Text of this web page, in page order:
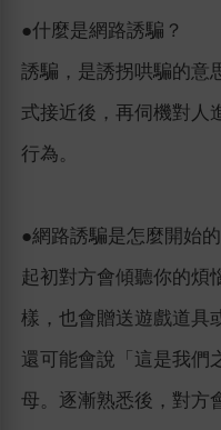
●什麼是網路誘騙？
誘騙，是誘拐哄騙的意
式接近後，再伺機對人
行為。
●網路誘騙是怎麼開始的
起初對方會傾聽你的煩
樣，也會贈送遊戲道具
還可能會說「這是我們
母。逐漸熟悉後，對方